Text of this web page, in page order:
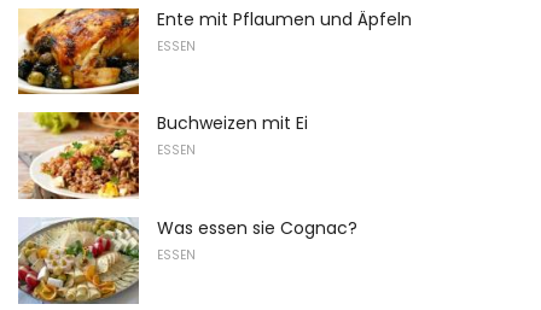
Ente mit Pflaumen und Äpfeln
ESSEN
Buchweizen mit Ei
ESSEN
Was essen sie Cognac?
ESSEN